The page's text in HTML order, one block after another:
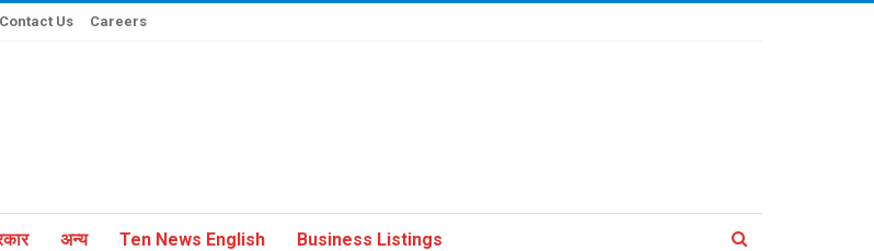
Contact Us Careers
अन्य Ten News English Business Listings